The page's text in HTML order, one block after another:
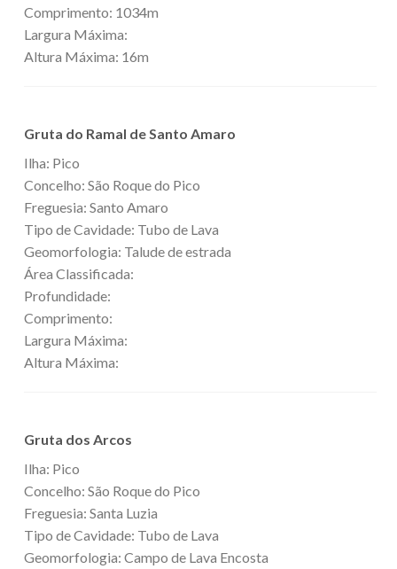
Comprimento: 1034m
Largura Máxima:
Altura Máxima: 16m
Gruta do Ramal de Santo Amaro
Ilha: Pico
Concelho: São Roque do Pico
Freguesia: Santo Amaro
Tipo de Cavidade: Tubo de Lava
Geomorfologia: Talude de estrada
Área Classificada:
Profundidade:
Comprimento:
Largura Máxima:
Altura Máxima:
Gruta dos Arcos
Ilha: Pico
Concelho: São Roque do Pico
Freguesia: Santa Luzia
Tipo de Cavidade: Tubo de Lava
Geomorfologia: Campo de Lava Encosta